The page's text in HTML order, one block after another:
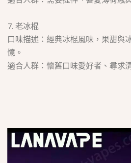
7. 老冰棍
口味描述：經典冰棍風味，果甜與
憶。
適合人群：懷舊口味愛好者、尋求